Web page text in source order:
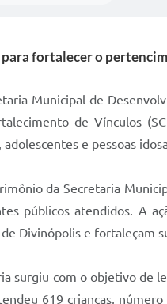
fortalecer o
Municipal de
de Vínculos
e pessoas
da Secretaria
públicos atendidos. A
Divinópolis e fortaleçam
surgiu com o objetivo de
619 crianças,